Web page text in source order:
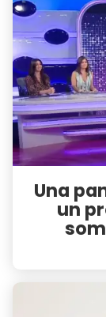
Una
un